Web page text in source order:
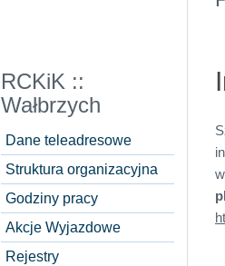
RCKiK ::
Wałbrzych
Dane teleadresowe
Struktura organizacyjna
Godziny pracy
Akcje Wyjazdowe
Rejestry